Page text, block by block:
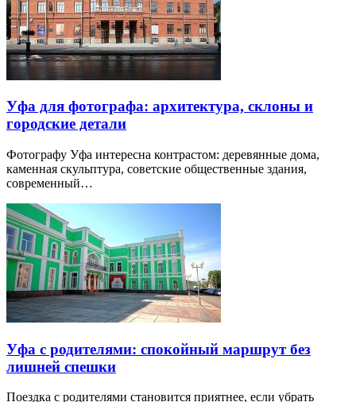
Уфа для фотографа: архитектура, склоны и
городские детали
Фотографу Уфа интересна контрастом: деревянные дома,
каменная скульптура, советские общественные здания,
современный…
Уфа с родителями: спокойный маршрут без
лишней спешки
Поездка с родителями становится приятнее, если убрать